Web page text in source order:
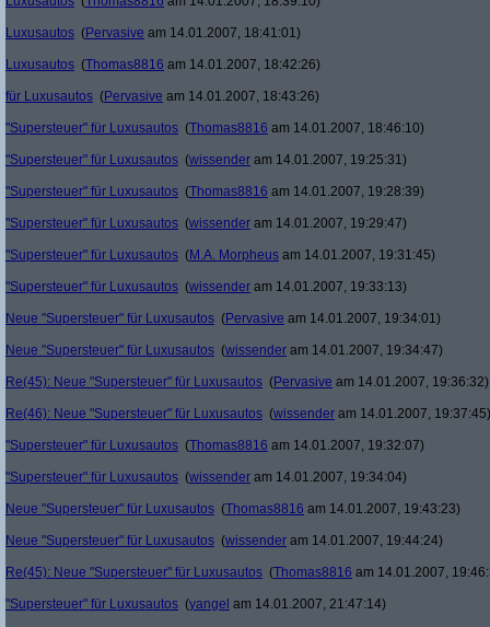
Luxusautos (Pervasive am 14.01.2007, 18:41:01)
Luxusautos (Thomas8816 am 14.01.2007, 18:42:26)
für Luxusautos (Pervasive am 14.01.2007, 18:43:26)
"Supersteuer" für Luxusautos (Thomas8816 am 14.01.2007, 18:46:10)
"Supersteuer" für Luxusautos (wissender am 14.01.2007, 19:25:31)
"Supersteuer" für Luxusautos (Thomas8816 am 14.01.2007, 19:28:39)
"Supersteuer" für Luxusautos (wissender am 14.01.2007, 19:29:47)
"Supersteuer" für Luxusautos (M.A. Morpheus am 14.01.2007, 19:31:45)
"Supersteuer" für Luxusautos (wissender am 14.01.2007, 19:33:13)
Neue "Supersteuer" für Luxusautos (Pervasive am 14.01.2007, 19:34:01)
Neue "Supersteuer" für Luxusautos (wissender am 14.01.2007, 19:34:47)
Re(45): Neue "Supersteuer" für Luxusautos (Pervasive am 14.01.2007, 19:36:32)
Re(46): Neue "Supersteuer" für Luxusautos (wissender am 14.01.2007, 19:37:45)
"Supersteuer" für Luxusautos (Thomas8816 am 14.01.2007, 19:32:07)
"Supersteuer" für Luxusautos (wissender am 14.01.2007, 19:34:04)
Neue "Supersteuer" für Luxusautos (Thomas8816 am 14.01.2007, 19:43:23)
Neue "Supersteuer" für Luxusautos (wissender am 14.01.2007, 19:44:24)
Re(45): Neue "Supersteuer" für Luxusautos (Thomas8816 am 14.01.2007,
"Supersteuer" für Luxusautos (yangel am 14.01.2007, 21:47:14)